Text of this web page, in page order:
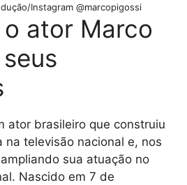
Instagram @marcopigossi
ator Marco
ator brasileiro que construiu
na televisão nacional e, nos
sua atuação no
Nascido em 7 de